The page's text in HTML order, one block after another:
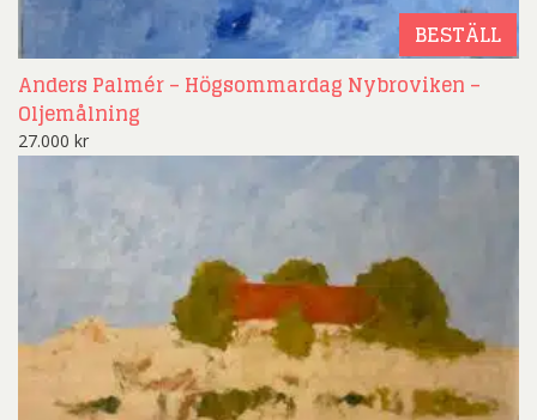
BESTÄLL
Anders Palmér – Högsommardag Nybroviken –
Oljemålning
27.000 kr